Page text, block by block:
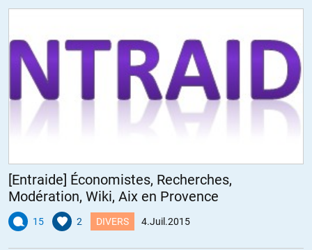
[Entraide] Économistes, Recherches,
Modération, Wiki, Aix en Provence
15 2 DIVERS 4.Juil.2015